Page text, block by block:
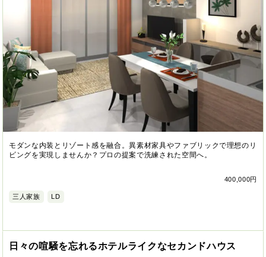
モダンな内装とリゾート感を融合。異素材家具やファブリックで理想のリ
ビングを実現しませんか？プロの提案で洗練された空間へ。
400,000円
三人家族 LD
日々の喧騒を忘れるホテルライクなセカンドハウス